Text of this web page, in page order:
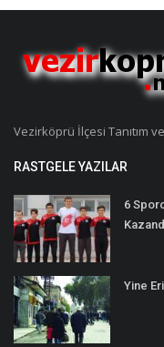
Vezirköprü İlçesi Tanıtım
RASTGELE YAZILAR
6
Yine